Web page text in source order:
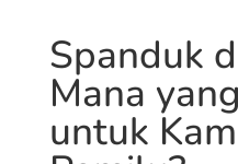
Spanduk
Mana
untuk